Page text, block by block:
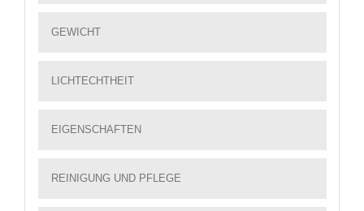
GEWICHT
LICHTECHTHEIT
EIGENSCHAFTEN
REINIGUNG UND PFLEGE